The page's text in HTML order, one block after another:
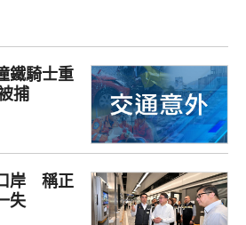
鐵騎士重
捕
岸 稱正
失